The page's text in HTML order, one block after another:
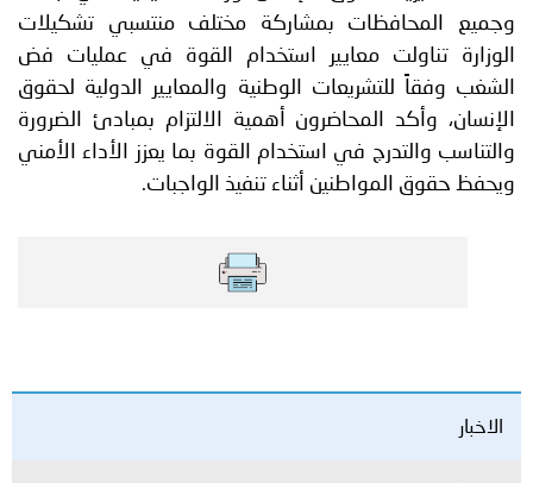
وجميع المحافظات بمشاركة مختلف منتسبي تشكيلات
الوزارة تناولت معايير استخدام القوة في عمليات فض
الشغب وفقاً للتشريعات الوطنية والمعايير الدولية لحقوق
الإنسان، وأكد المحاضرون أهمية الالتزام بمبادئ الضرورة
والتناسب والتدرج في استخدام القوة بما يعزز الأداء الأمني
ويحفظ حقوق المواطنين أثناء تنفيذ الواجبات.
الاخبار